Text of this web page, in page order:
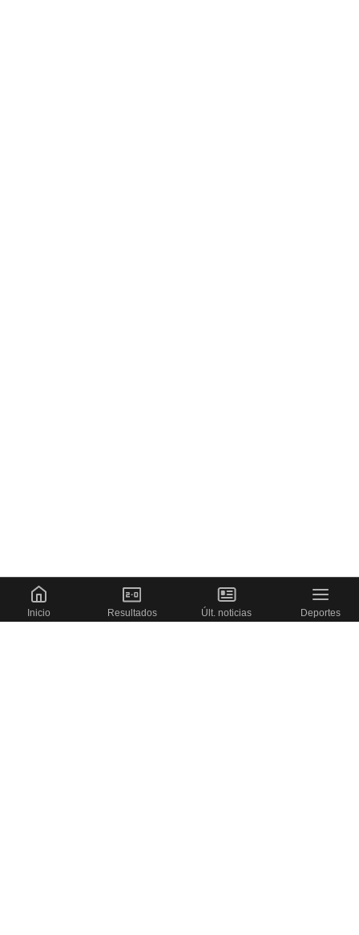
Inicio Resultados Últ. noticias Deportes